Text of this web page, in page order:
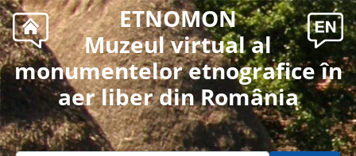
ETNOMON
Muzeul virtual al
monumentelor etnografice în
aer liber din România